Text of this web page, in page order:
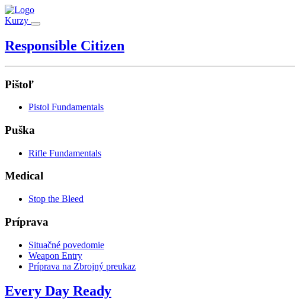
Kurzy
Responsible Citizen
Pištoľ
Pistol Fundamentals
Puška
Rifle Fundamentals
Medical
Stop the Bleed
Príprava
Situačné povedomie
Weapon Entry
Príprava na Zbrojný preukaz
Every Day Ready